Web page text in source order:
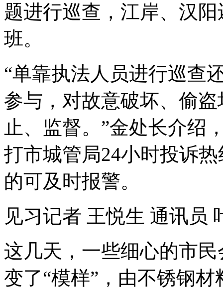
题进行巡查，江岸、汉
班。
“单靠执法人员进行巡查
参与，对故意破坏、偷
止、监督。”金处长介绍
打市城管局24小时投诉
的可及时报警。
见习记者 王悦生 通讯员
这几天，一些细心的市
变了“模样”，由不锈钢